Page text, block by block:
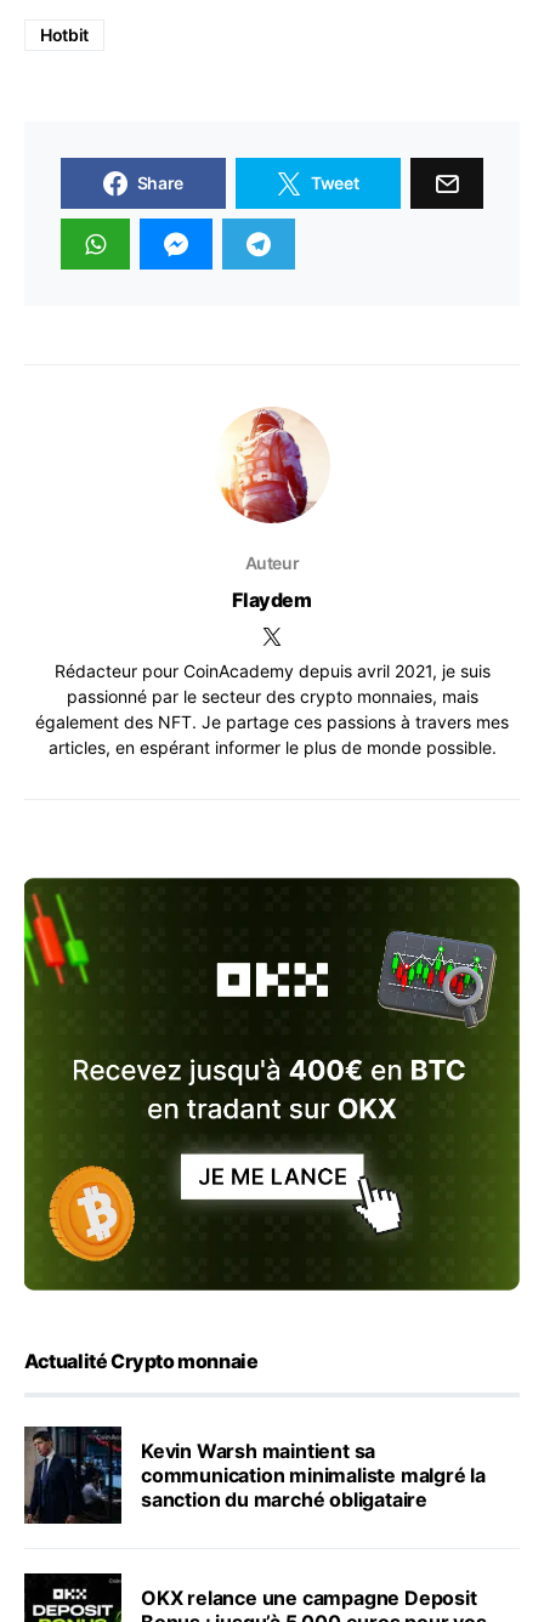
Hotbit
Share Tweet
Auteur
Flaydem
Rédacteur pour CoinAcademy depuis avril 2021, je suis
passionné par le secteur des crypto monnaies, mais
également des NFT. Je partage ces passions à travers mes
articles, en espérant informer le plus de monde possible.
Actualité Crypto monnaie
Kevin Warsh maintient sa
communication minimaliste malgré la
sanction du marché obligataire
OKX relance une campagne Deposit